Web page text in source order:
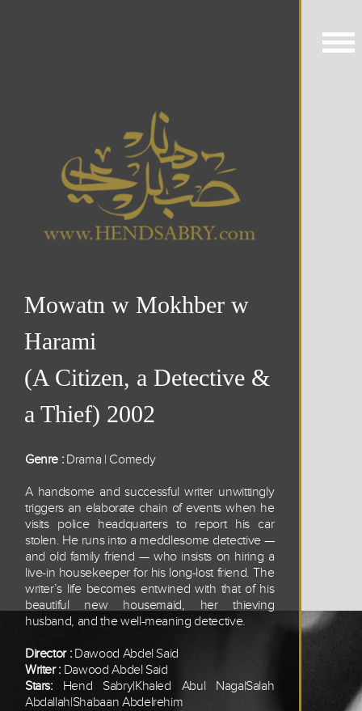
Mowatn w Mokhber w
Harami
(A Citizen, a Detective &
a Thief) 2002
Genre : Drama | Comedy
A handsome and successful writer unwittingly
triggers an elaborate chain of events when he
visits police headquarters to report his car
stolen. He runs into a meddlesome detective —
and old family friend — who insists on hiring a
live-in housekeeper for his long-lost friend. The
writer’s life becomes entwined with that of his
beautiful new housemaid, her thieving
husband, and the well-meaning detective.
Director :Dawood Abdel Said
Writer : Dawood Abdel Said
Stars: Hend Sabry|Khaled Abul Naga|Salah
Abdallah|Shabaan Abdelrehim